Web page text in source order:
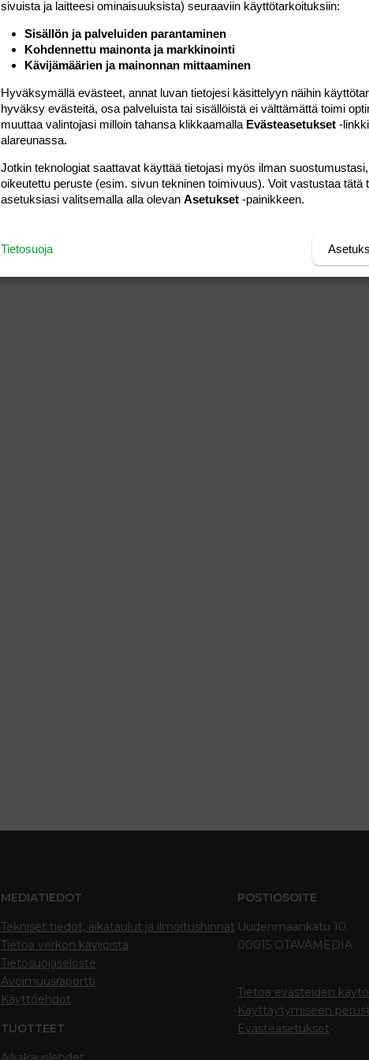
Luettu 1K
Viestiä 3
Luettu 931
Viestiä 9
Luettu 876
19.05.2005
yösyöjä
Luettu 319
Viestiä 0
MEDIATIEDOT
Tekniset tiedot, aikataulut ja ilmoitushinnat
Tietoa verkon kävijöistä
Tietosuojaseloste
Avoimuusraportti
Käyttöehdot
TUOTTEET
POSTIOSOITE
Uudenmaankatu 10
00015 OTAVAMEDIA
Tietoa evästeiden
Käyttäytymiseen
Evästeasetukset
sivuista ja laitteesi ominaisuuk­sista) seuraaviin käyttötarkoituksiin:
Sisällön ja palveluiden parantaminen
Kohdennettu mainonta ja markkinointi
Kävijämäärien ja mainonnan mittaaminen
Hyväksymällä evästeet, annat luvan tietojesi käsittelyyn näihin
hyväksy evästeitä, osa palveluista tai sisällöistä ei välttämättä toimi
muuttaa valintojasi milloin tahansa klikkaamalla Evästeasetukset -
alareunassa.
Jotkin teknologiat saattavat käyttää tietojasi myös ilman
oikeutettu peruste (esim. sivun tekninen toimivuus). Voit vastustaa tätä
asetuksiasi valitsemalla alla olevan Asetukset -painikkeen.
Tietosuoja